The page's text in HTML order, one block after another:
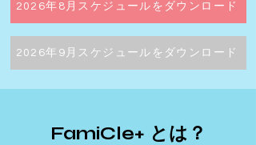
2026年8月スケジュールをダウンロード
2026年9月スケジュールをダウンロード
FamiCle+ とは？